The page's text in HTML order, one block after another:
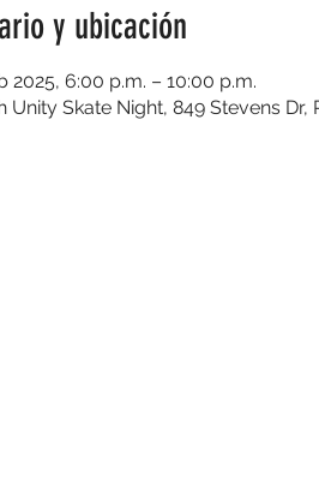
y ubicación
2025, 6:00 p.m. – 10:00 p.m.
Unity Skate Night, 849 Stevens Dr,